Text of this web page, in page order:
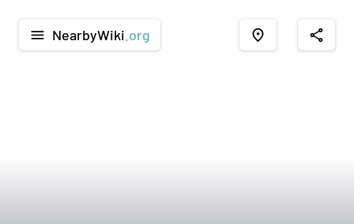
menu NearbyWiki .org place share